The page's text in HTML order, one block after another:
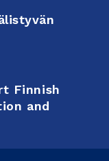
Finnish
and